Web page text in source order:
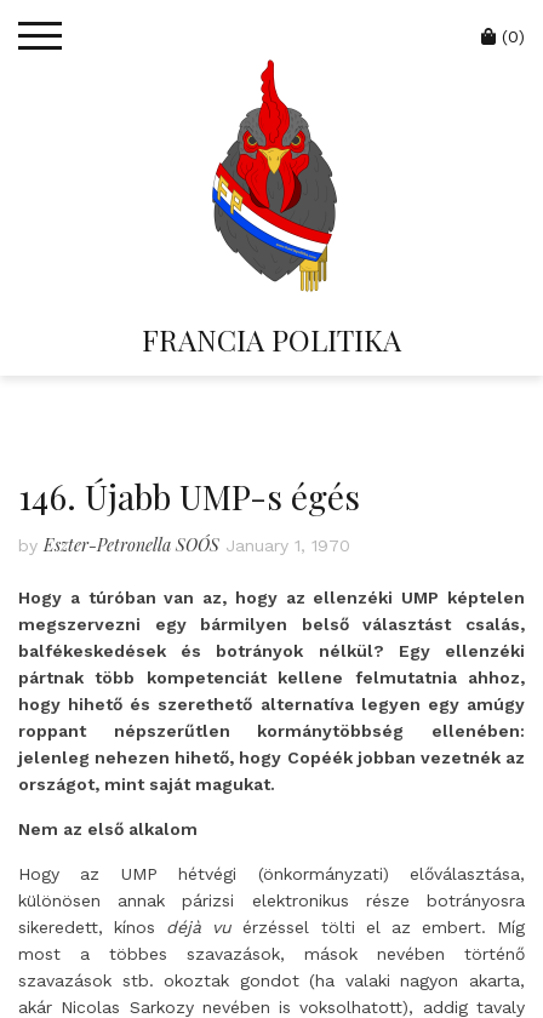
FRANCIA POLITIKA
Cart
(0)
146. Újabb UMP-s égés
by Eszter-Petronella SOÓS January 1, 1970
Hogy a túróban van az, hogy az ellenzéki UMP képtelen
megszervezni egy bármilyen belső választást csalás,
balfékeskedések és botrányok nélkül? Egy ellenzéki
pártnak több kompetenciát kellene felmutatnia ahhoz,
hogy hihető és szerethető alternatíva legyen egy amúgy
roppant népszerűtlen kormánytöbbség ellenében:
jelenleg nehezen hihető, hogy Copéék jobban vezetnék az
országot, mint saját magukat.
Nem az első alkalom
Hogy az UMP hétvégi (önkormányzati) előválasztása,
különösen annak párizsi elektronikus része botrányosra
sikeredett, kínos déjà vu érzéssel tölti el az embert. Míg
most a többes szavazások, mások nevében történő
szavazások stb. okoztak gondot (ha valaki nagyon akarta,
akár Nicolas Sarkozy nevében is voksolhatott), addig tavaly